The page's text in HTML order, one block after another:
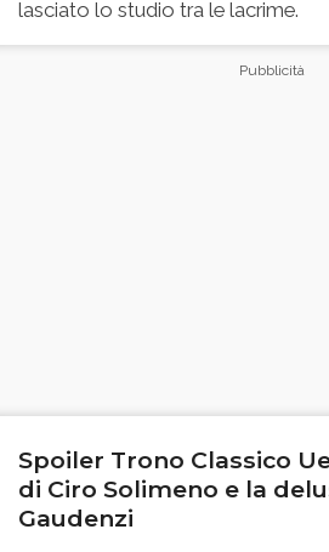
lasciato lo studio tra le lacrime.
Spoiler Trono Classico
di Ciro Solimeno e la
Gaudenzi